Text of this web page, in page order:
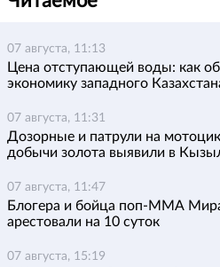
07 августа, 11:13
Цена отступающей воды: как
экономику западного
07 августа, 11:31
Дозорные и патрули на
добычи золота выявили в
07 августа, 11:47
Блогера и бойца поп-ММА
арестовали на 10 суток
07 августа, 15:19